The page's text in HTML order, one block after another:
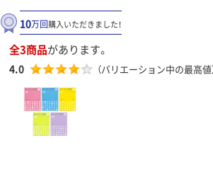
10万回購入いただきました！
全3商品があります。
4.0 （バリエーション中の最高値